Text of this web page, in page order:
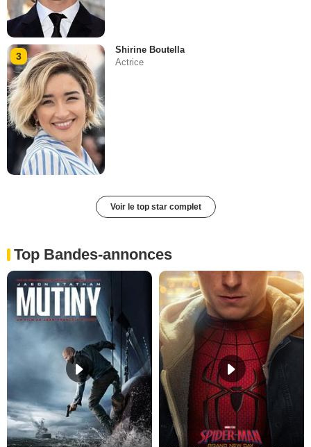
3
Shirine Boutella
Actrice
Voir le top star complet
Top Bandes-annonces